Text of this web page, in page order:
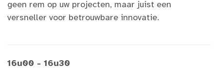
geen rem op uw projecten, maar juist een
versneller voor betrouwbare innovatie.
16u00 - 16u30